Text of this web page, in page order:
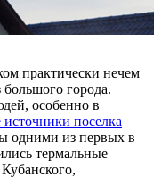
практически нечем
большого города.
особенно в
поселка
одними из первых в
термальные